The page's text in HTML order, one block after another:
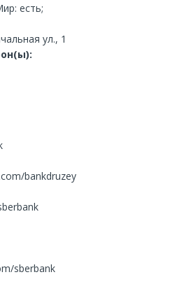
есть;
ул., 1
bankdruzey
sberbank